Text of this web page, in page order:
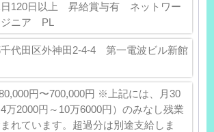
日120日以上 昇給賞与有 ネットワー
ジニア PL
代田区外神田2-4-4 第一電波ビル新館
円〜700,000円 ※上記には、月30
万2000円～10万6000円）のみなし残業
れています。超過分は別途支給しま